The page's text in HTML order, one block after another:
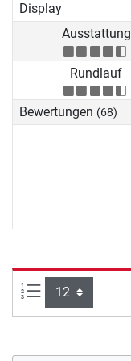
Display
Ausstattung
Rundlauf
Bewertungen (68)
Artikel pro Seite: